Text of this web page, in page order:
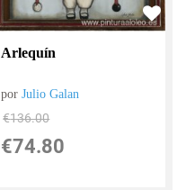
Arlequín
porJulio Galan
€136.00
€74.80